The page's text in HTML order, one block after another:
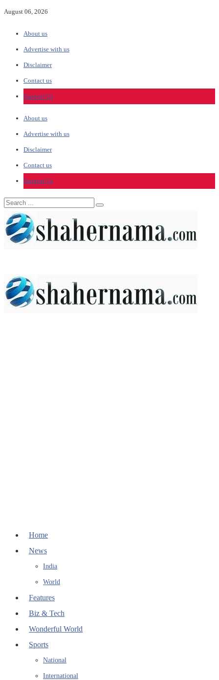
August 06, 2026
About us
Advertise with us
Disclaimer
Contact us
Support Us
About us
Advertise with us
Disclaimer
Contact us
Support Us
Home
News
India
World
Features
Biz & Tech
Wonderful World
Sports
National
International